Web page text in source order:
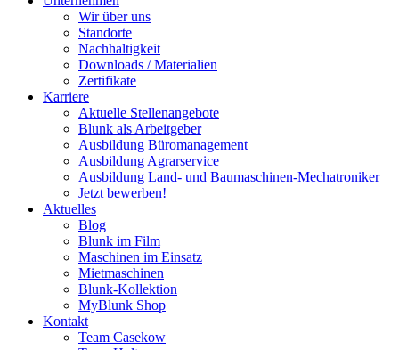
Wir über uns
Standorte
Nachhaltigkeit
Downloads / Materialien
Zertifikate
Karriere
Aktuelle Stellenangebote
Blunk als Arbeitgeber
Ausbildung Büromanagement
Ausbildung Agrarservice
Ausbildung Land- und Baumaschinen-Mechatroniker
Jetzt bewerben!
Aktuelles
Blog
Blunk im Film
Maschinen im Einsatz
Mietmaschinen
Blunk-Kollektion
MyBlunk Shop
Kontakt
Team Casekow